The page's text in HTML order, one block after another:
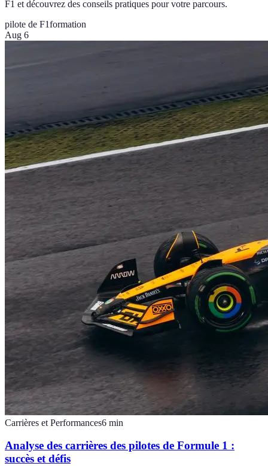
F1 et découvrez des conseils pratiques pour votre parcours.
pilote de F1formation
Aug 6
Carrières et Performances6 min
Analyse des carrières des pilotes de Formule 1 :
succès et défis